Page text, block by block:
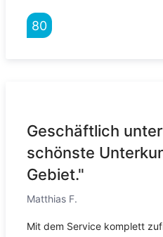
80
Geschäftlich
schönste
Gebiet."
Matthias F.
Mit dem Service komplett